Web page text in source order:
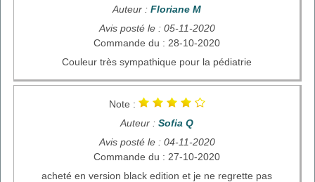
Auteur : Floriane M
Avis posté le : 05-11-2020
Commande du : 28-10-2020
Couleur très sympathique pour la pédiatrie
Note :
Auteur : Sofia Q
Avis posté le : 04-11-2020
Commande du : 27-10-2020
acheté en version black edition et je ne regrette pas